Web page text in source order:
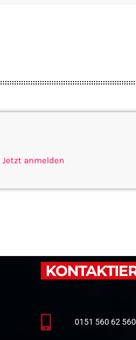
Jetzt anmelden
0151 560 62 560